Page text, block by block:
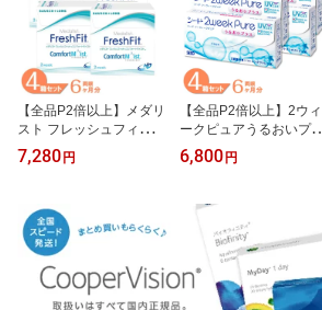
【全品P2倍以上】メダリ
スト フレッシュフィット
コンフォートモイスト 4
箱セット (1箱6枚) ボシュ
使い捨て 2ウィーク 近視
遠視 コンタクト medalist
送料無料【一部度数在庫
限り】
7,280 円
【全品P2倍以上】2ウィ
ークピュアうるおいプラ
ス 4箱セット (1箱6枚) シ
ード 国産 コンタクトレ
て コンタクト 2ウィーク
ピュア うるおい Pure UV
カット 送料無料
6,800 円